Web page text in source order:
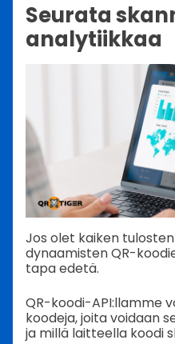
Seurata
analytiikkaa
Jos olet kaiken
dynaamisten QR-
tapa edetä.
QR-koodi-API:llamme
koodeja, joita voidaan
ja millä laitteella koodi